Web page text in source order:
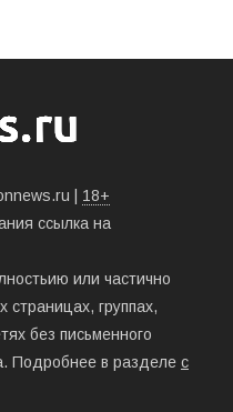
| 18+
ссылка на
или частично
страницах, группах,
без письменного
Подробнее в разделе с